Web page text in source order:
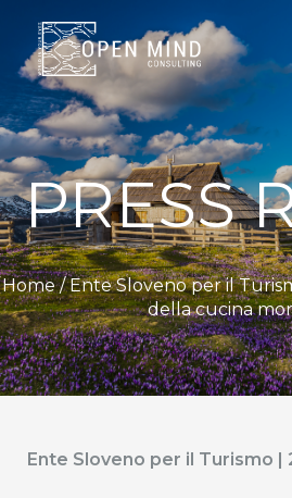
PRESS
Home /Ente Sloveno per il
della cucina
Ente Sloveno per il Turismo |